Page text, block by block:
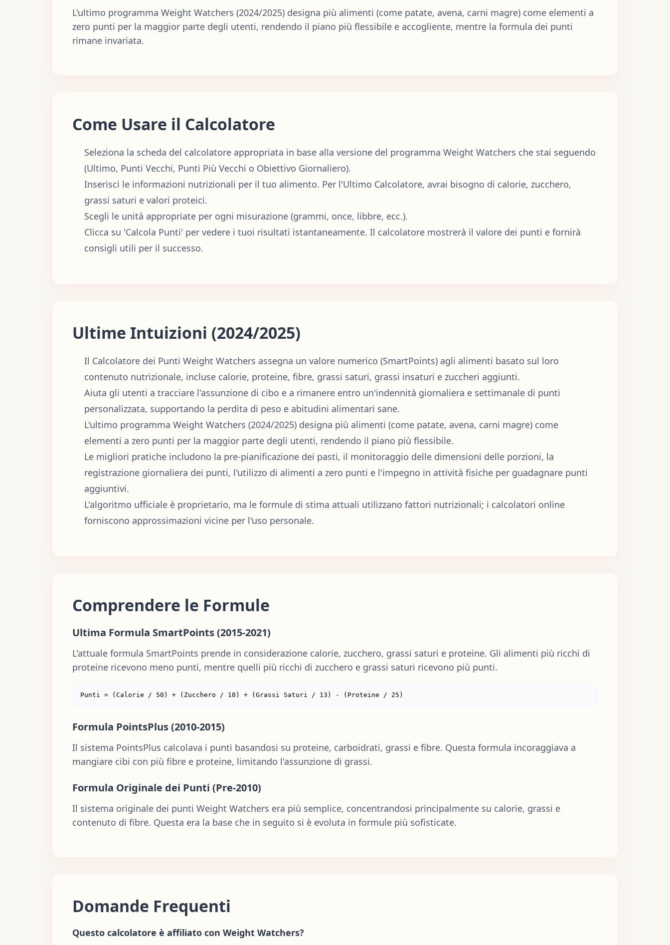
L'ultimo programma Weight Watchers (2024/2025) designa più alimenti (come patate, avena, carni magre) come elementi a
zero punti per la maggior parte degli utenti, rendendo il piano più flessibile e accogliente, mentre la formula dei punti
rimane invariata.
Come Usare il Calcolatore
Seleziona la scheda del calcolatore appropriata in base alla versione del programma Weight Watchers che stai seguendo
(Ultimo, Punti Vecchi, Punti Più Vecchi o Obiettivo Giornaliero).
Inserisci le informazioni nutrizionali per il tuo alimento. Per l'Ultimo Calcolatore, avrai bisogno di calorie, zucchero,
grassi saturi e valori proteici.
Scegli le unità appropriate per ogni misurazione (grammi, once, libbre, ecc.).
Clicca su 'Calcola Punti' per vedere i tuoi risultati istantaneamente. Il calcolatore mostrerà il valore dei punti e fornirà
consigli utili per il successo.
Ultime Intuizioni (2024/2025)
Il Calcolatore dei Punti Weight Watchers assegna un valore numerico (SmartPoints) agli alimenti basato sul loro
contenuto nutrizionale, incluse calorie, proteine, fibre, grassi saturi, grassi insaturi e zuccheri aggiunti.
Aiuta gli utenti a tracciare l'assunzione di cibo e a rimanere entro un'indennità giornaliera e settimanale di punti
personalizzata, supportando la perdita di peso e abitudini alimentari sane.
L'ultimo programma Weight Watchers (2024/2025) designa più alimenti (come patate, avena, carni magre) come
elementi a zero punti per la maggior parte degli utenti, rendendo il piano più flessibile.
Le migliori pratiche includono la pre-pianificazione dei pasti, il monitoraggio delle dimensioni delle porzioni, la
registrazione giornaliera dei punti, l'utilizzo di alimenti a zero punti e l'impegno in attività fisiche per guadagnare punti
aggiuntivi.
L'algoritmo ufficiale è proprietario, ma le formule di stima attuali utilizzano fattori nutrizionali; i calcolatori online
forniscono approssimazioni vicine per l'uso personale.
Comprendere le Formule
Ultima Formula SmartPoints (2015-2021)
L'attuale formula SmartPoints prende in considerazione calorie, zucchero, grassi saturi e proteine. Gli alimenti più ricchi di
proteine ricevono meno punti, mentre quelli più ricchi di zucchero e grassi saturi ricevono più punti.
Punti = (Calorie / 50) + (Zucchero / 10) + (Grassi Saturi / 13) - (Proteine / 25)
Formula PointsPlus (2010-2015)
Il sistema PointsPlus calcolava i punti basandosi su proteine, carboidrati, grassi e fibre. Questa formula incoraggiava a
mangiare cibi con più fibre e proteine, limitando l'assunzione di grassi.
Formula Originale dei Punti (Pre-2010)
Il sistema originale dei punti Weight Watchers era più semplice, concentrandosi principalmente su calorie, grassi e
contenuto di fibre. Questa era la base che in seguito si è evoluta in formule più sofisticate.
Domande Frequenti
Questo calcolatore è affiliato con Weight Watchers?